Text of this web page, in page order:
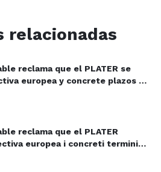
relacionadas
reclama que el PLATER se
europea y concrete plazos y
reclama que el PLATER
europea i concreti terminis i